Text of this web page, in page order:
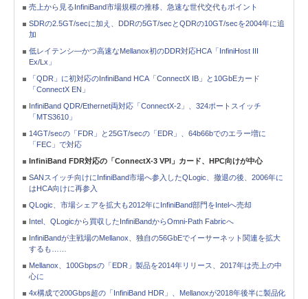
売上から見るInfiniBand市場規模の推移、急速な世代交代もポイント
SDRの2.5GT/secに加え、DDRの5GT/secとQDRの10GT/secを2004年に追
加
低レイテンシ―かつ高速なMellanox初のDDR対応HCA「InfiniHost III
Ex/Lx」
「QDR」に初対応のInfiniBand HCA「ConnectX IB」と10GbEカード
「ConnectX EN」
InfiniBand QDR/Ethernet両対応「ConnectX-2」、324ポートスイッチ
「MTS3610」
14GT/secの「FDR」と25GT/secの「EDR」、64b66bでのエラー増に
「FEC」で対応
InfiniBand FDR対応の「ConnectX-3 VPI」カード、HPC向けが中心
SANスイッチ向けにInfiniBand市場へ参入したQLogic、撤退の後、2006年に
はHCA向けに再参入
QLogic、市場シェアを拡大も2012年にInfiniBand部門をIntelへ売却
Intel、QLogicから買収したInfiniBandからOmni-Path Fabricへ
InfiniBandが主戦場のMellanox、独自の56GbEでイーサーネット関連を拡大
するも……
Mellanox、100Gbpsの「EDR」製品を2014年リリース、2017年は売上の中
心に
4x構成で200Gbps超の「InfiniBand HDR」、Mellanoxが2018年後半に製品化